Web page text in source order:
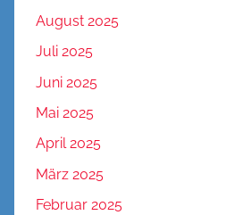
August 2025
Juli 2025
Juni 2025
Mai 2025
April 2025
März 2025
Februar 2025